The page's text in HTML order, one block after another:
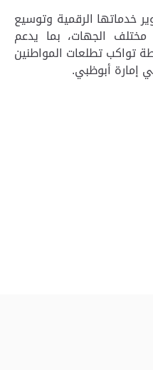
خدماتها الرقمية وتوسيع
مختلف الجهات، بما يدعم
تواكب تطلعات المواطنين
إمارة أبوظبي.